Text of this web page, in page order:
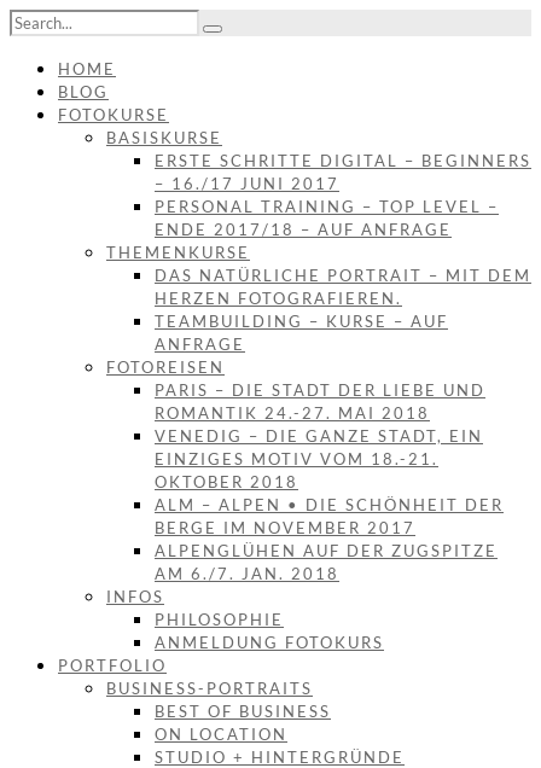
HOME
BLOG
FOTOKURSE
BASISKURSE
ERSTE SCHRITTE DIGITAL – BEGINNERS
– 16./17 JUNI 2017
PERSONAL TRAINING – TOP LEVEL –
ENDE 2017/18 – AUF ANFRAGE
THEMENKURSE
DAS NATÜRLICHE PORTRAIT – MIT DEM
HERZEN FOTOGRAFIEREN.
TEAMBUILDING – KURSE – AUF
ANFRAGE
FOTOREISEN
PARIS – DIE STADT DER LIEBE UND
ROMANTIK 24.-27. MAI 2018
VENEDIG – DIE GANZE STADT, EIN
EINZIGES MOTIV VOM 18.-21.
OKTOBER 2018
ALM – ALPEN • DIE SCHÖNHEIT DER
BERGE IM NOVEMBER 2017
ALPENGLÜHEN AUF DER ZUGSPITZE
AM 6./7. JAN. 2018
INFOS
PHILOSOPHIE
ANMELDUNG FOTOKURS
PORTFOLIO
BUSINESS-PORTRAITS
BEST OF BUSINESS
ON LOCATION
STUDIO + HINTERGRÜNDE